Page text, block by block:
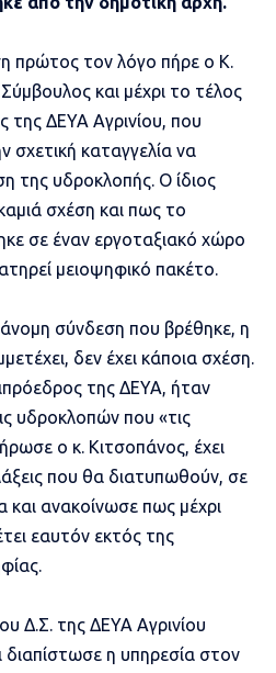
πρώτος τον λόγο πήρε ο Κ.
και μέχρι το τέλος
της ΔΕΥΑ Αγρινίου, που
καταγγελία να
της υδροκλοπής. Ο ίδιος
σχέση και πως το
σε έναν εργοταξιακό χώρο
μειοψηφικό πακέτο.
σύνδεση που βρέθηκε, η
δεν έχει κάποια σχέση.
της ΔΕΥΑ, ήταν
υδροκλοπών που «τις
ο κ. Κιτσοπάνος, έχει
που θα διατυπωθούν, σε
και ανακοίνωσε πως μέχρι
εαυτόν εκτός της
Δ.Σ. της ΔΕΥΑ Αγρινίου
η υπηρεσία στον